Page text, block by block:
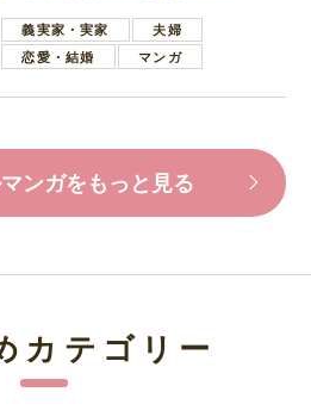
葉で励ます夫
義実家・実家
夫婦
恋愛・結婚
マンガ
ンガをもっと見る
カテゴリー